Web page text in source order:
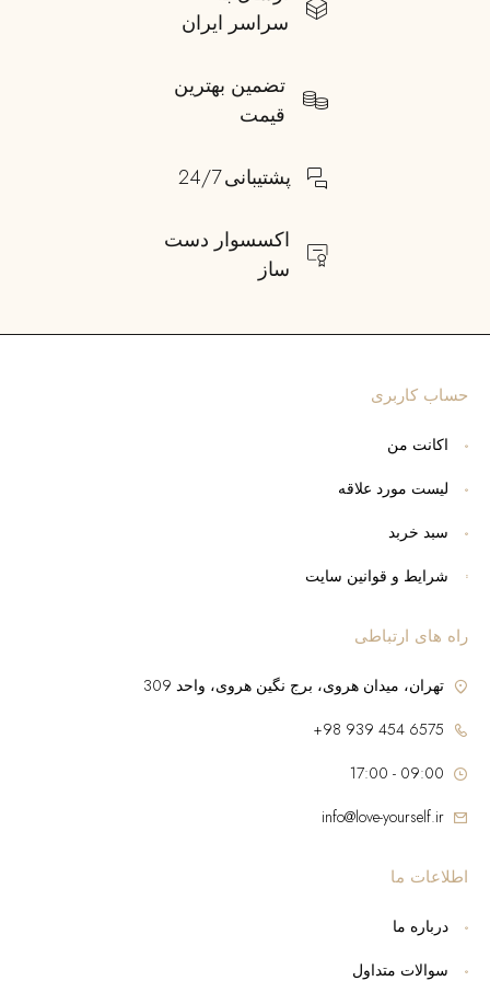
سراسر ایران
تضمین بهترین
قیمت
پشتیبانی 24/7
اکسسوار دست
ساز
حساب کاربری
اکانت من
لیست مورد علاقه
سبد خربد
شرایط و قوانین سایت
راه های ارتباطی
تهران، میدان هروی، برج نگین هروی، واحد 309
6575 454 939 98+
09:00 - 17:00
info@love-yourself.ir
اطلاعات ما
درباره ما
سوالات متداول